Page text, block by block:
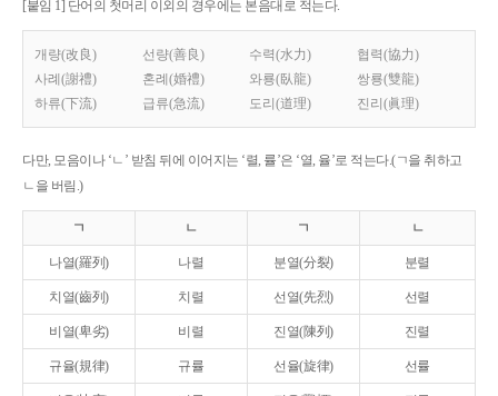
[붙임 1] 단어의 첫머리 이외의 경우에는 본음대로 적는다.
개량(改良) 선량(善良) 수력(水力)
협력(協力)
사례(謝禮)
혼례(婚禮) 와룡(臥龍)
쌍룡(雙龍)
하류(下流)
급류(急流) 도리(道理) 진리(眞理)
다만, 모음이나 ‘ㄴ’ 받침 뒤에 이어지는 ‘렬, 률’은 ‘열, 율’로 적는다.(ㄱ을 취하고
ㄴ을 버림.)
ㄱ ㄴ ㄱ ㄴ
나열(羅列) 나렬 분열(分裂) 분렬
치열(齒列) 치렬 선열(先烈) 선렬
비열(卑劣) 비렬 진열(陳列) 진렬
규율(規律) 규률 선율(旋律) 선률